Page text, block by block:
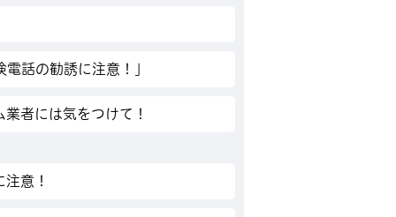
話の勧誘に注意！」
者には気をつけて！
意！